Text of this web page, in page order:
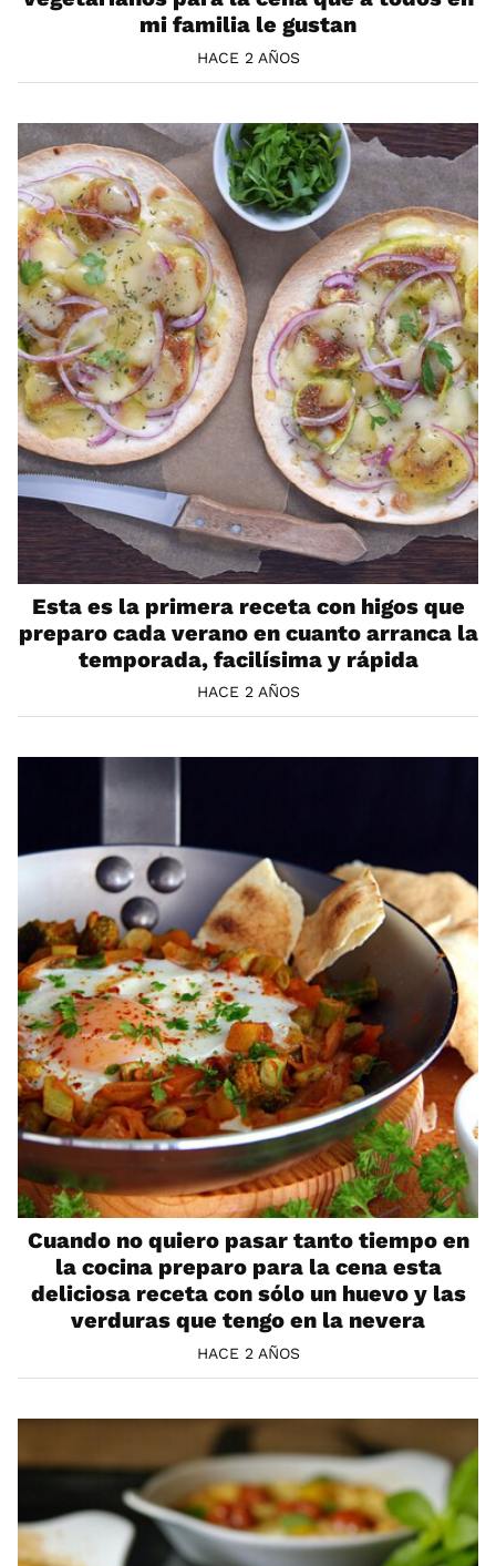
mi familia le gustan
HACE 2 AÑOS
Esta es la primera receta con higos que
preparo cada verano en cuanto arranca la
temporada, facilísima y rápida
HACE 2 AÑOS
Cuando no quiero pasar tanto tiempo en
la cocina preparo para la cena esta
deliciosa receta con sólo un huevo y las
verduras que tengo en la nevera
HACE 2 AÑOS